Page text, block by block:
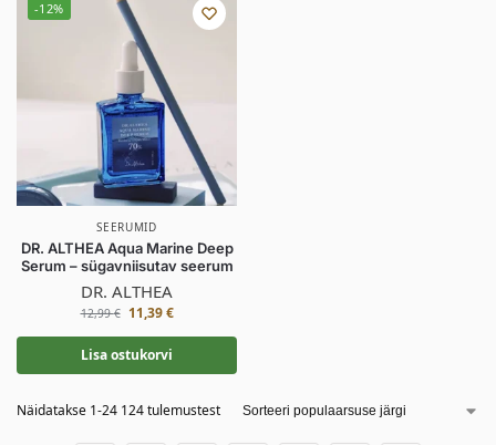
-12%
SEERUMID
DR. ALTHEA Aqua Marine Deep
Serum – sügavniisutav seerum
DR. ALTHEA
12,99€ 11,39€
Lisa ostukorvi
Näidatakse 1-24 124 tulemustest